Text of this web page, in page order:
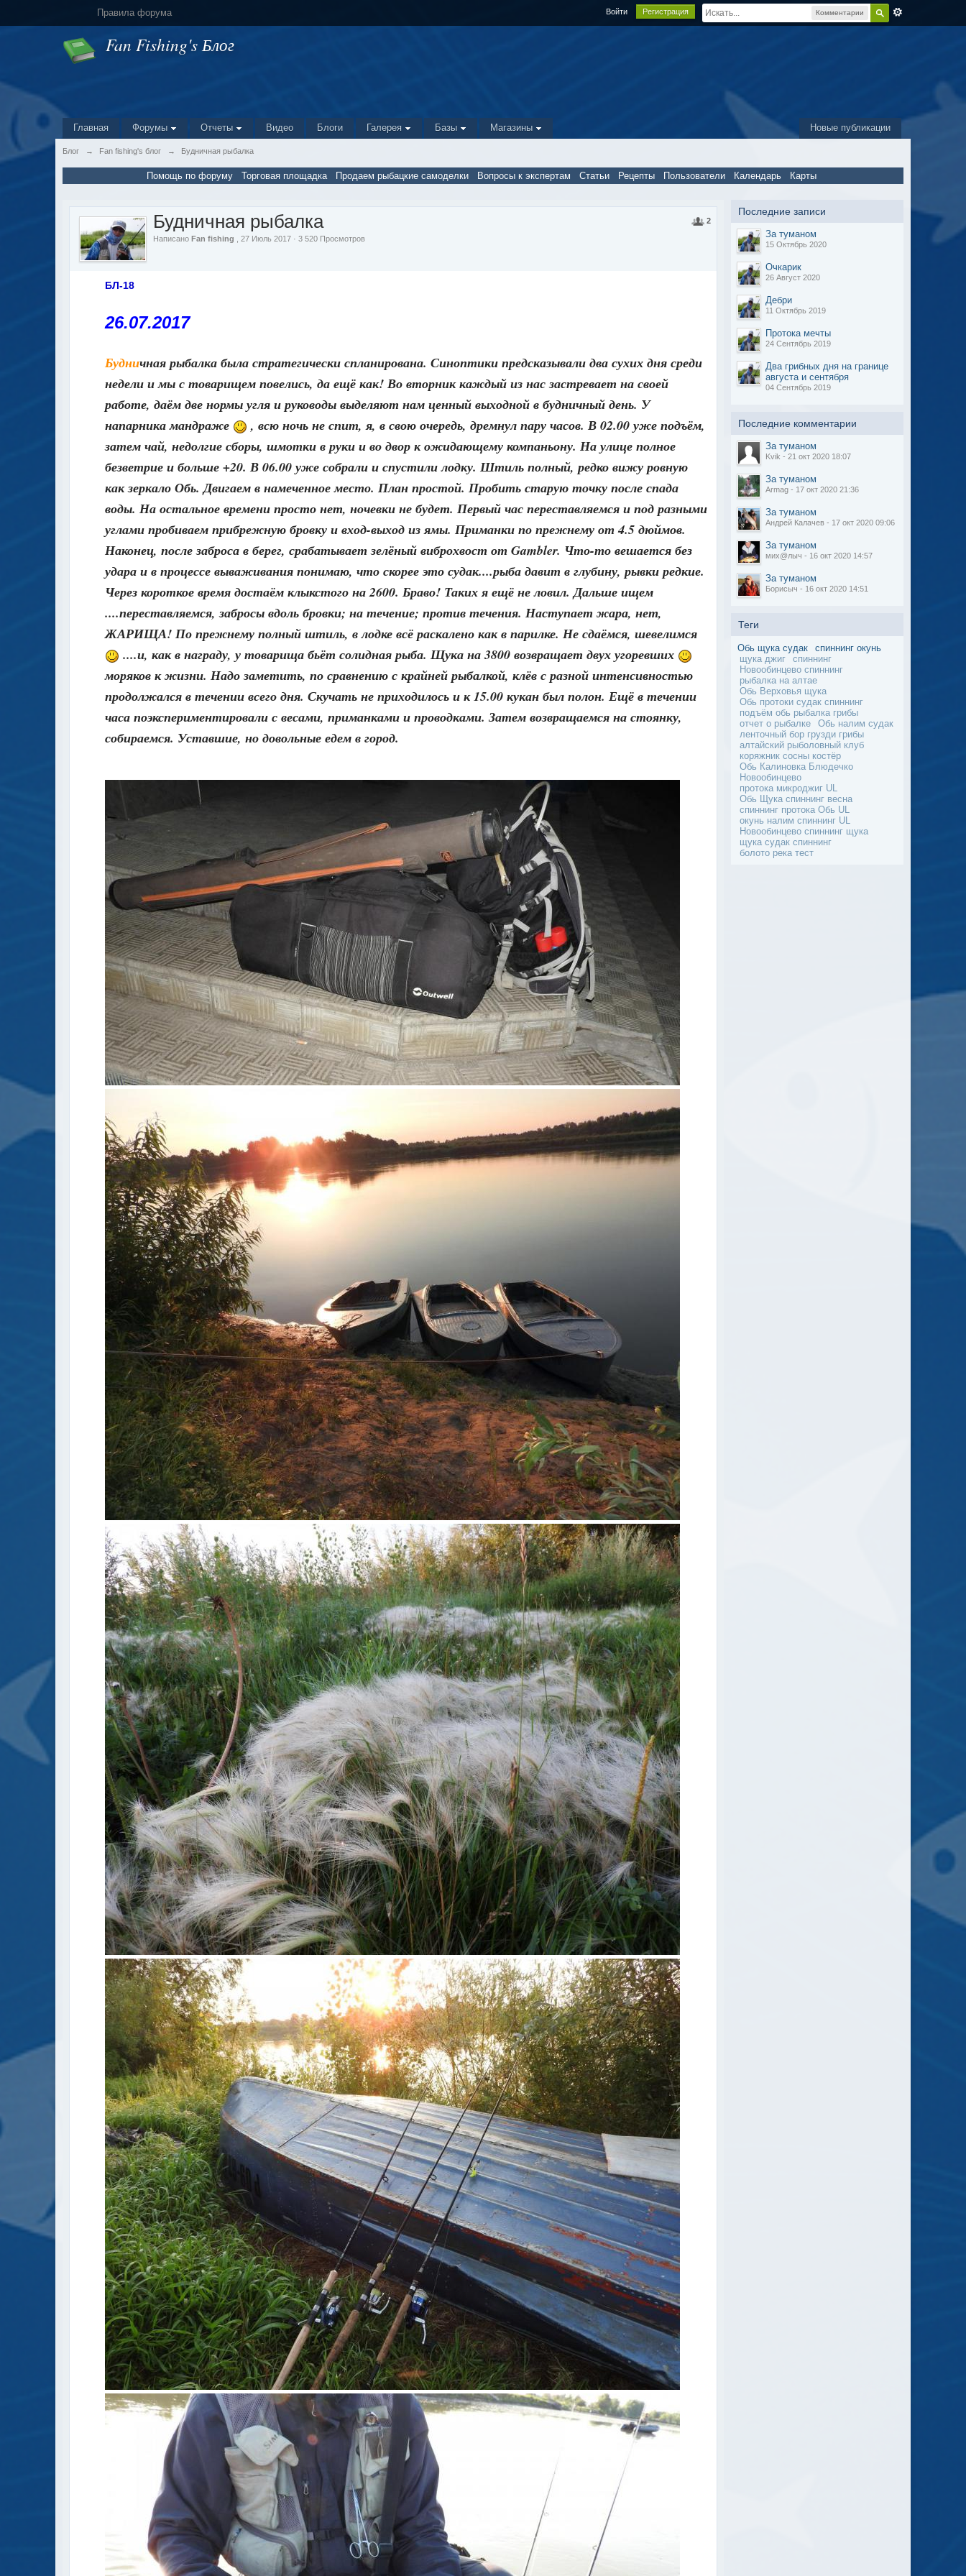
Комментарии
Правила форума Войти Регистрация
Fan Fishing's Блог
Новые публикации
Главная Форумы Отчеты Видео Блоги Галерея Базы Магазины
Блог → Fan fishing's блог → Будничная рыбалка
Помощь по форуму Торговая площадка Продаем рыбацкие самоделки Вопросы к экспертам Статьи Рецепты Пользователи Календарь Карты
2
Будничная рыбалка
НаписаноFan fishing , 27 Июль 2017 · 3 520 Просмотров
БЛ-18
26.07.2017
Будничная рыбалка была стратегически спланирована. Синоптики предсказывали два сухих дня среди
недели и мы с товарищем повелись, да ещё как! Во вторник каждый из нас застревает на своей
работе, даём две нормы угля и руководы выделяют нам ценный выходной в будничный день. У
напарника мандраже
, всю ночь не спит, я, в свою очередь, дремнул пару часов. В 02.00 уже подъём,
затем чай, недолгие сборы, шмотки в руки и во двор к ожидающему компаньону. На улице полное
безветрие и больше +20. В 06.00 уже собрали и спустили лодку. Штиль полный, редко вижу ровную
как зеркало Обь. Двигаем в намеченное место. План простой. Пробить старую точку после спада
воды. На остальное времени просто нет, ночевки не будет. Первый час переставляемся и под разными
углами пробиваем прибрежную бровку и вход-выход из ямы. Приманки по прежнему от 4.5 дюймов.
Наконец, после заброса в берег, срабатывает зелёный виброхвост от Gambler. Что-то вешается без
удара и в процессе вываживания понимаю, что скорее это судак....рыба давит в глубину, рывки редкие.
Через короткое время достаём клыкстого на 2600. Браво! Таких я ещё не ловил. Дальше ищем
....переставляемся, забросы вдоль бровки; на течение; против течения. Наступает жара, нет,
ЖАРИЩА! По прежнему полный штиль, в лодке всё раскалено как в парилке. Не сдаёмся, шевелимся
....и, как в награду, у товарища бьёт солидная рыба. Щука на 3800 возвращает двух угоревших
моряков к жизни. Надо заметить, по сравнению с крайней рыбалкой, клёв с разной интенсивностью
продолжался в течении всего дня. Скучать не приходилось и к 15.00 кукан был полон. Ещё в течении
часа поэкспериментировали с весами, приманками и проводками. Затем возвращаемся на стоянку,
собираемся. Уставшие, но довольные едем в город.
Последние записи
За туманом
15 Октябрь 2020
Очкарик
26 Август 2020
Дебри
11 Октябрь 2019
Протока мечты
24 Сентябрь 2019
Два грибных дня на границе
августа и сентября
04 Сентябрь 2019
Последние комментарии
За туманом
Kvik - 21 окт 2020 18:07
За туманом
Armag - 17 окт 2020 21:36
За туманом
Андрей Калачев - 17 окт 2020 09:06
За туманом
мих@лыч - 16 окт 2020 14:57
За туманом
Борисыч - 16 окт 2020 14:51
Теги
Обь щука судак
спиннинг окунь
щука джиг
спиннинг
Новообинцево спиннинг
рыбалка на алтае
Обь Верховья щука
Обь протоки судак спиннинг
подъём обь рыбалка грибы
отчет о рыбалке
Обь налим судак
ленточный бор грузди грибы
алтайский рыболовный клуб
коряжник сосны костёр
Обь Калиновка Блюдечко
Новообинцево
протока микроджиг UL
Обь Щука спиннинг весна
спиннинг протока Обь UL
окунь налим спиннинг UL
Новообинцево спиннинг щука
щука судак спиннинг
болото река тест